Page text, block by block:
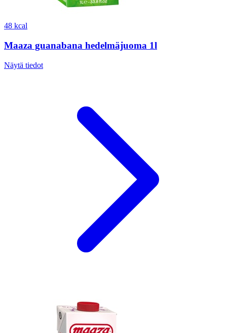
48 kcal
Maaza guanabana hedelmäjuoma 1l
Näytä tiedot